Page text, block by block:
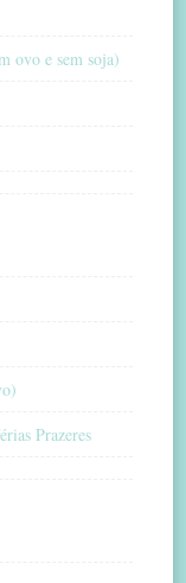
ovo e sem soja)
Prazeres